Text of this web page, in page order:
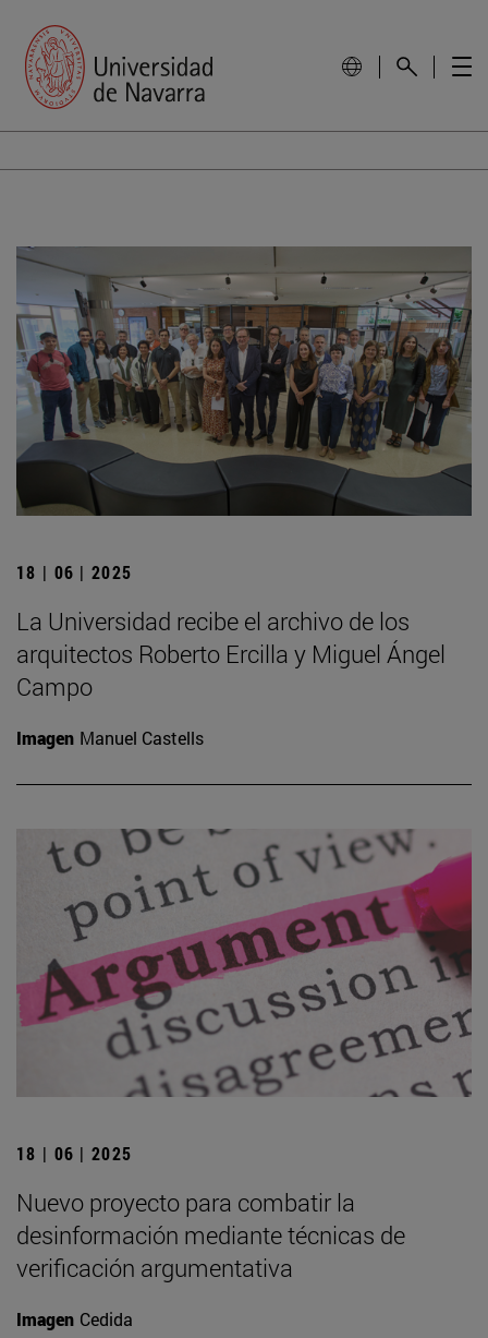
18 | 06 | 2025
La Universidad recibe el archivo de los
arquitectos Roberto Ercilla y Miguel Ángel
Campo
Imagen Manuel Castells
18 | 06 | 2025
Nuevo proyecto para combatir la
desinformación mediante técnicas de
verificación argumentativa
Imagen Cedida